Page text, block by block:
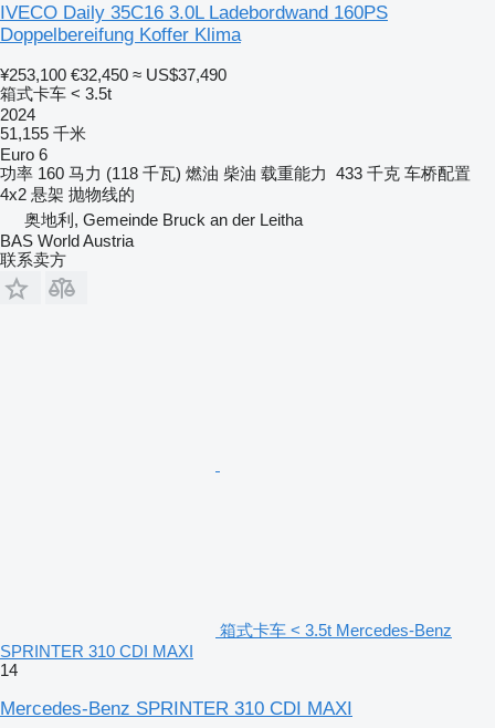
IVECO Daily 35C16 3.0L Ladebordwand 160PS
Doppelbereifung Koffer Klima
¥253,100 €32,450 ≈ US$37,490
箱式卡车 < 3.5t
2024
51,155 千米
Euro 6
功率 160 马力 (118 千瓦) 燃油 柴油 载重能力 433 千克 车桥配置
4x2 悬架 抛物线的
奥地利, Gemeinde Bruck an der Leitha
BAS World Austria
联系卖方
箱式卡车 < 3.5t Mercedes-Benz
SPRINTER 310 CDI MAXI
14
Mercedes-Benz SPRINTER 310 CDI MAXI